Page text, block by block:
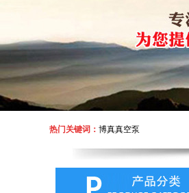
热门关键词： 博真真空泵